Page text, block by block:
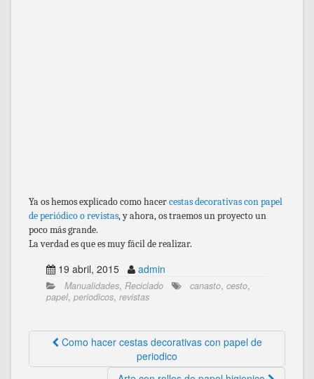
Ya os hemos explicado como hacercestas decorativas con papel
de periódico o revistas, y ahora, os traemos un proyecto un
poco más grande.
La verdad es que es muy fácil de realizar.
19 abril, 2015 admin
Manualidades, Reciclado canasto, cesto,
papel, periodicos, revistas
Como hacer cestas decorativas con papel de
periodico